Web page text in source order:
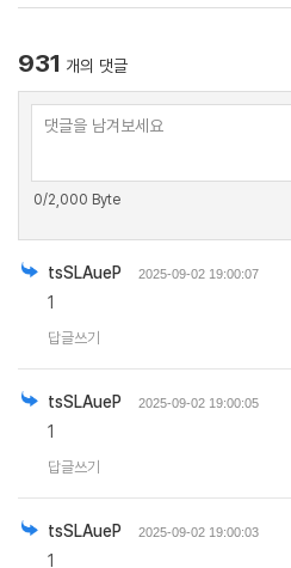
931 개의 댓글
0/2,000 Byte
tsSLAueP 2025-09-02 19:00:07
1
답글쓰기
tsSLAueP 2025-09-02 19:00:05
1
답글쓰기
tsSLAueP 2025-09-02 19:00:03
1